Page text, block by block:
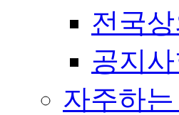
전국
공지
자주하